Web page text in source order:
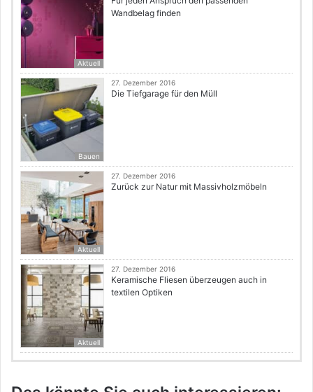
Aktuell
Wandbelag finden
Bauen
27. Dezember 2016
Die Tiefgarage für den Müll
Aktuell
27. Dezember 2016
Zurück zur Natur mit Massivholzmöbeln
Aktuell
27. Dezember 2016
Keramische Fliesen überzeugen auch in
textilen Optiken